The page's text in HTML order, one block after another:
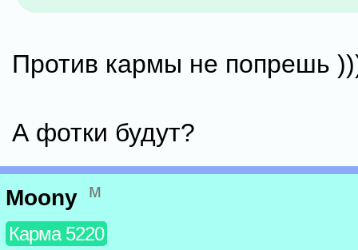
Против кармы не попрешь
А фотки будут?
Moony м
Карма 5220